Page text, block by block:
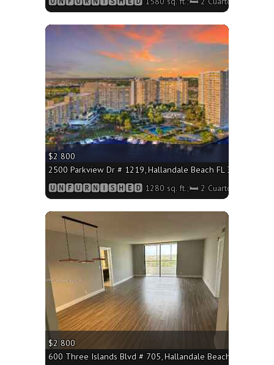
$2 800
2500 Parkview Dr # 1219, Hallandale Beach FL 33009 -
🆄🅽🅵🆄🆁🅽🅸🆂🅷🅴🅳 1280 sq. ft.;🛏 2 Cuartos/🛁2
More
$2 800
600 Three Islands Blvd # 705, Hallandale Beach FL 33009
More